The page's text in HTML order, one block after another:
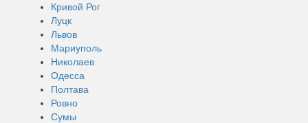
Кривой Рог
Луцк
Львов
Мариуполь
Николаев
Одесса
Полтава
Ровно
Сумы